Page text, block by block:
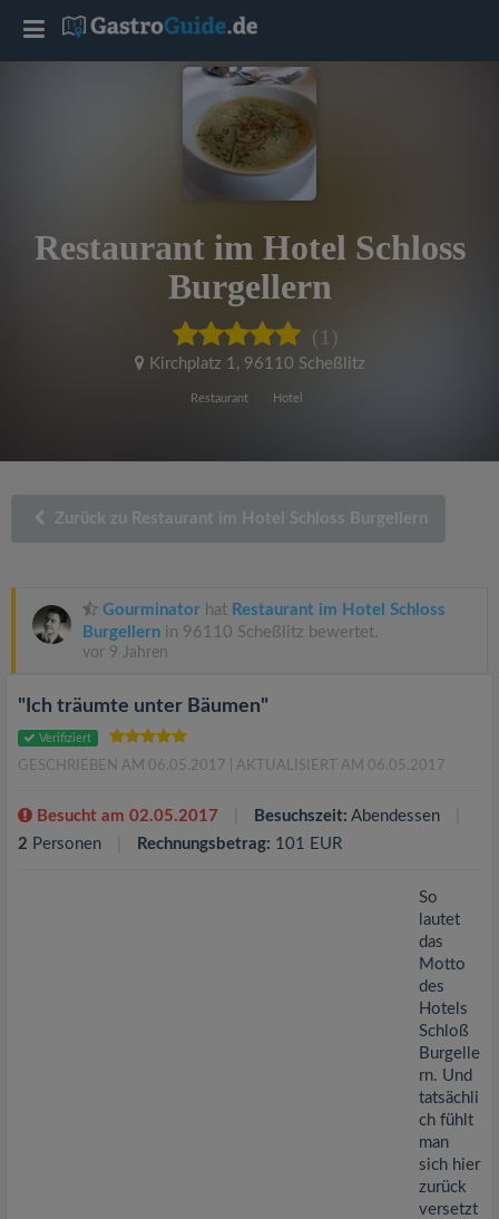
Restaurant im Hotel Schloss
Burgellern
(1)
Kirchplatz 1, 96110 Scheßlitz
Restaurant Hotel
Zurück zu Restaurant im Hotel Schloss Burgellern
Gourminator hat Restaurant im Hotel Schloss
Burgellern in 96110 Scheßlitz bewertet.
vor 9 Jahren
"Ich träumte unter Bäumen"
Verifiziert
GESCHRIEBEN AM 06.05.2017 | AKTUALISIERT AM 06.05.2017
Besucht am 02.05.2017 Besuchszeit: Abendessen
2 Personen Rechnungsbetrag: 101 EUR
So
lautet
das
Motto
des
Hotels
Schloß
Burgelle
rn. Und
tatsächli
ch fühlt
man
sich hier
zurück
versetzt
T
l
g
t
o